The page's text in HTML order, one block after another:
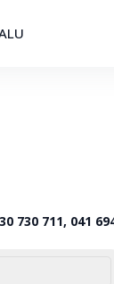
730 711, 041